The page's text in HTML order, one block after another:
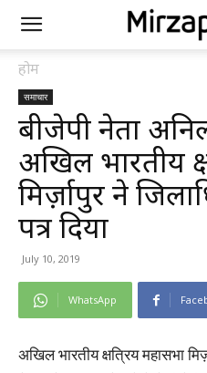
होम
समाचार
बीजेपी नेता
अखिल भारतीय
मिर्ज़ापुर ने
पत्र दिया
July 10, 2019
WhatsApp
अखिल भारतीय क्षत्रिय महासभा